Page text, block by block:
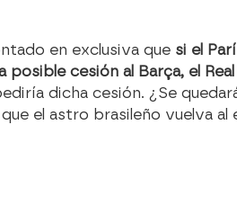
en exclusiva que si el
posible cesión al Barça, el
dicha cesión. ¿Se
el astro brasileño vuelva al